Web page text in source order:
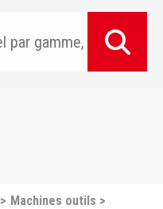
Machines outils